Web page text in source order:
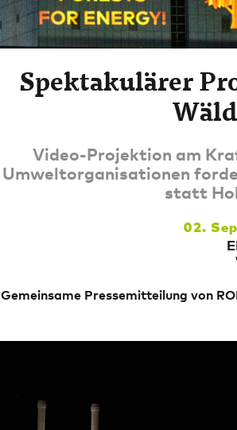
Spektakulärer
Video-Projektion am
Umweltorganisationen
statt
02.
Gemeinsame Pressemitteilung von